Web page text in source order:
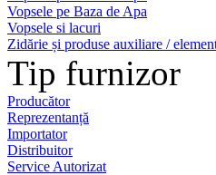
Vopsele pe Baza de Apa
Vopsele si lacuri
Zidărie și produse auxiliare /
Tip furnizor
Producător
Reprezentanță
Importator
Distribuitor
Service Autorizat